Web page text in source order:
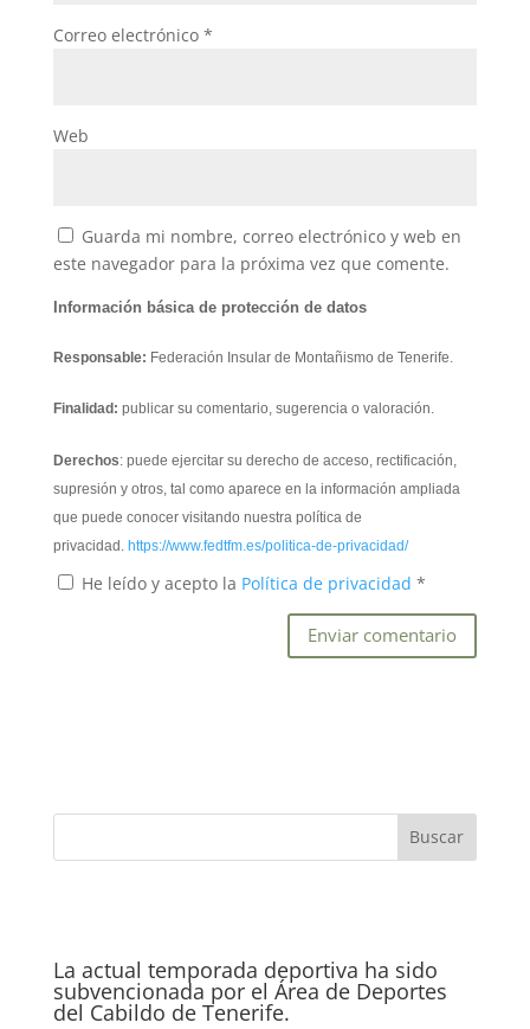
Correo electrónico *
Web
Guarda mi nombre, correo electrónico y web en
este navegador para la próxima vez que comente.
Información básica de protección de datos
Responsable: Federación Insular de Montañismo de Tenerife.
Finalidad: publicar su comentario, sugerencia o valoración.
Derechos: puede ejercitar su derecho de acceso, rectificación,
supresión y otros, tal como aparece en la información ampliada
que puede conocer visitando nuestra política de
privacidad. https://www.fedtfm.es/politica-de-privacidad/
He leído y acepto la Política de privacidad *
La actual temporada deportiva ha sido
subvencionada por el Área de Deportes
del Cabildo de Tenerife.